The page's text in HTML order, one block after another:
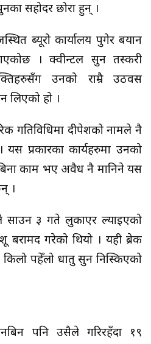
सहोदर छोरा हुन् ।
ब्यूरो कार्यालय पुगेर बयान
। क्वीन्टल सुन तस्करी
उनको राम्रै उठवस
लिएको हो ।
गतिविधिमा दीपेशको नामले नै
प्रकारका कार्यहरुमा उनको
काम भए अवैध नै मानिने यस
।
साउन ३ गते लुकाएर ल्याइएको
बरामद गरेको थियो । यही ब्रेक
पहेँलो धातु सुन निस्किएको
पनि उसैले गरिरहँदा १९